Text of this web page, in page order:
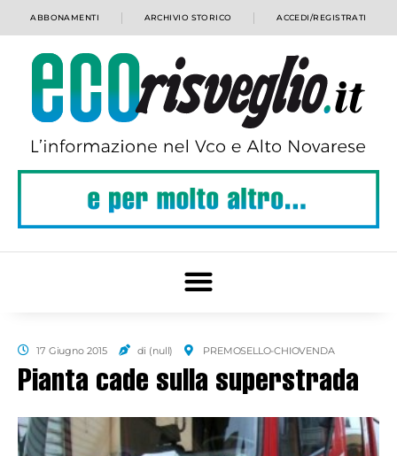
ABBONAMENTI ARCHIVIO STORICO ACCEDI/REGISTRATI
17 Giugno 2015 di (null) PREMOSELLO-CHIOVENDA
Pianta cade sulla superstrada